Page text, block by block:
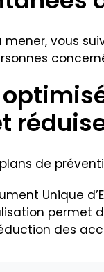
vous
de
Unique
des